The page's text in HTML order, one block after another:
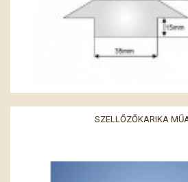
SZELLŐZŐKARIKA